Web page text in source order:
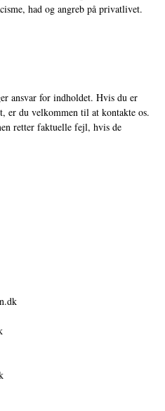
had og angreb på privatlivet.
ansvar for indholdet. Hvis du er
er du velkommen til at kontakte os.
retter faktuelle fejl, hvis de